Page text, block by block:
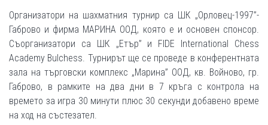
Организатори на шахматния турнир са ШК „Орловец-1997”-
Габрово и фирма МАРИНА ООД, която е и основен спонсор.
Съорганизатори са ШК „Етър” и FIDE International Chess
Academy Bulchess. Турнирът ще се проведе в конферентната
зала на търговски комплекс „Марина” ООД, кв. Войново, гр.
Габрово, в рамките на два дни в 7 кръга с контрола на
времето за игра 30 минути плюс 30 секунди добавено време
на ход на състезател.